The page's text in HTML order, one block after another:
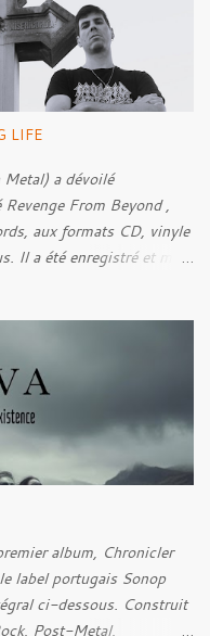
Le documentaire
Kristian "Kohle"
, ainsi qu'à l'historien
des blindés de Munster,
des images de guerre
Le reportage est à
LIFE
a dévoilé
From Beyond ,
aux formats CD, vinyle
Il a été enregistré et mixé
album, Chronicler
label portugais Sonop
ci-dessous. Construit
Post-Metal,